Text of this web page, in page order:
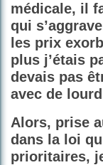
médicale, il
qui
les prix
plus j’étais
devais pas
avec de
Alors, prise
dans la loi
prioritaires,